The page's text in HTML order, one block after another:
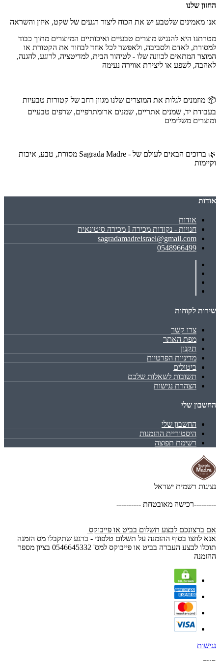
החזון שלנו
אנו מאמינים שלטבע יש את הכוח ליצור רגעים של שקט, איזון והשראה
מטרתנו היא להנגיש מוצרים טבעיים ואיכותיים המיוצרים מתוך כבוד
למסורת, לאדם ולסביבה, ולאפשר לכל אחד לבחור את הקטורת או
המוצר המתאים לכוונה שלו - לטיהור הבית, למדיטציה, לרוגע, להגנה,
לאהבה, לשפע או ליצירת אווירה נעימה
📦 מוזמנים לגלות את המוצרים שלנו מגוון רחב של קטורות טבעיות
בעבודת יד, שמנים אתריים, שמנים ארומתרפיים, שרפים טבעיים
ומוצרים משלימים
🌿 ברוכים הבאים לעולם של Sagrada Madre - מסורת, טבע, איכות
וקיימות
אודות
אודות
חנויות - נקודות מכירה I מכירה סיטונאית
sagradamadreisrael@gmail.com
0548966499
שירות לקוחות
צרו קשר
מפת האתר
תקנון
מדיניות הפרטיות
ביטולים
תשובות לשאלות שלכם
הצהרת נגישות
החשבון שלי
החשבון שלי
היסטוריית ההזמנות
רשימת תפוצה
נציגות רשמית ישראל
---------רכישה מאובטחת ----------
אם ברצונכם לבצע תשלום בביט או פייבוקס
אנא לחצו בסוף ההזמנה על תשלום טלפוני - ברגע שתקבלו מס הזמנה
תוכלו לבצע העברה בביט או פייבוקס למס' 0546645332 בציון מספר
ההזמנה
נגישות